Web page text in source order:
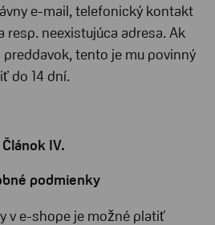
e-mail, telefonický kontakt
resp. neexistujúca adresa. Ak
preddavok, tento je mu povinný
do 14 dní.
Článok IV.
podmienky
v e-shope je možné platiť